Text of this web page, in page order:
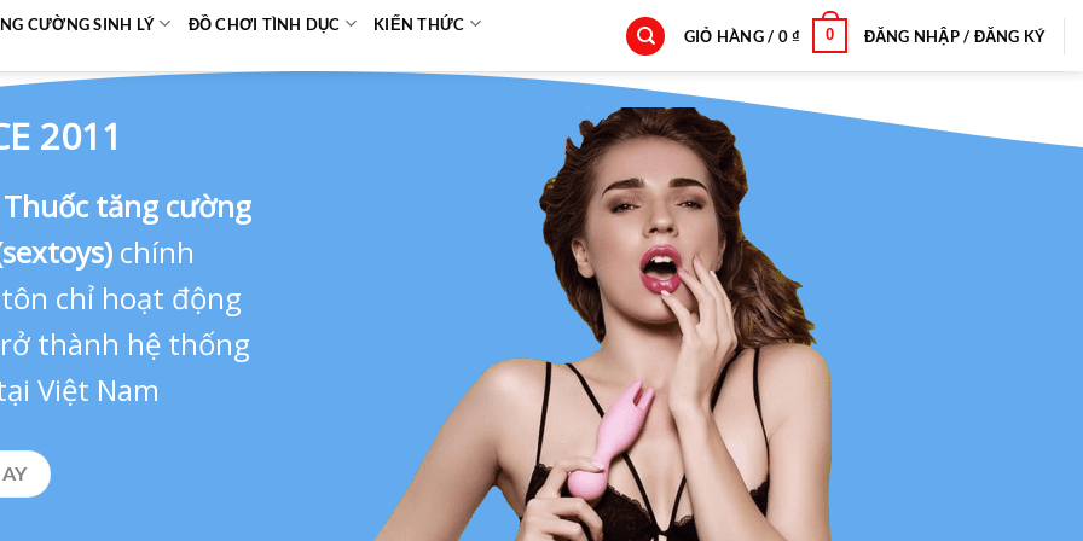
CƯỜNG SINH LÝ ĐỒ CHƠI TÌNH DỤC KIẾN THỨC
GIỎ HÀNG / 0₫ 0 ĐĂNG NHẬP / ĐĂNG KÝ
2011
Thuốc tăng cường
chính
chỉ hoạt động
thành hệ thống
Việt Nam